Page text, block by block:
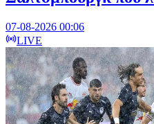
07-08-2026 00:06
LIVE